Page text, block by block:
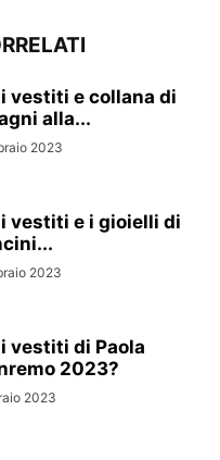
vestiti e collana di
alla...
2023
vestiti e i gioielli di
2023
vestiti di Paola
2023?
2023